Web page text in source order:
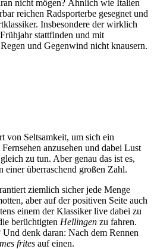
nicht mögen? Ähnlich wie Italien
reichen Radsporterbe gesegnet und
Insbesondere der wirklich
stattfinden und mit
und Gegenwind nicht knausern.
von Seltsamkeit, um sich ein
anzusehen und dabei Lust
zu tun. Aber genau das ist es,
einer überraschend großen Zahl.
ziemlich sicher jede Menge
aber auf der positiven Seite auch
einem der Klassiker live dabei zu
berüchtigten Hellingen zu fahren.
Und denk daran: Nach dem Rennen
frites auf einen.